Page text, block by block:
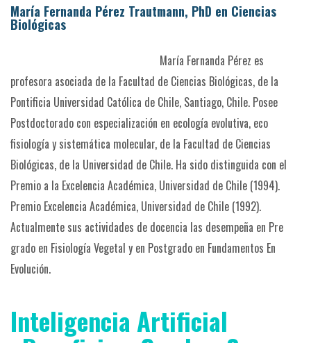
María Fernanda Pérez Trautmann, PhD en Ciencias
Biológicas
María Fernanda Pérez es
profesora asociada de la Facultad de Ciencias Biológicas, de la
Pontificia Universidad Católica de Chile, Santiago, Chile. Posee
Postdoctorado con especialización en ecología evolutiva, eco
fisiología y sistemática molecular, de la Facultad de Ciencias
Biológicas, de la Universidad de Chile. Ha sido distinguida con el
Premio a la Excelencia Académica, Universidad de Chile (1994).
Premio Excelencia Académica, Universidad de Chile (1992).
Actualmente sus actividades de docencia las desempeña en Pre
grado en Fisiología Vegetal y en Postgrado en Fundamentos En
Evolución.
Inteligencia Artificial